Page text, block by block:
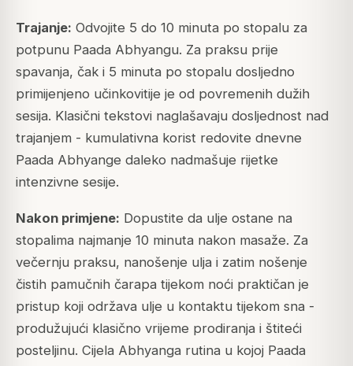
Trajanje: Odvojite 5 do 10 minuta po stopalu za
potpunu Paada Abhyangu. Za praksu prije
spavanja, čak i 5 minuta po stopalu dosljedno
primijenjeno učinkovitije je od povremenih dužih
sesija. Klasični tekstovi naglašavaju dosljednost nad
trajanjem - kumulativna korist redovite dnevne
Paada Abhyange daleko nadmašuje rijetke
intenzivne sesije.
Nakon primjene: Dopustite da ulje ostane na
stopalima najmanje 10 minuta nakon masaže. Za
večernju praksu, nanošenje ulja i zatim nošenje
čistih pamučnih čarapa tijekom noći praktičan je
pristup koji održava ulje u kontaktu tijekom sna -
produžujući klasično vrijeme prodiranja i štiteći
posteljinu. Cijela Abhyanga rutina u kojoj Paada